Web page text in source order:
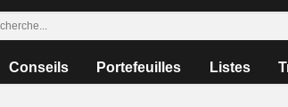
Conseils Portefeuilles Listes